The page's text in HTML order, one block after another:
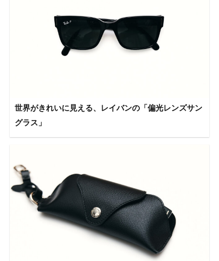
世界がきれいに見える、レイバンの「偏光レンズサン
グラス」